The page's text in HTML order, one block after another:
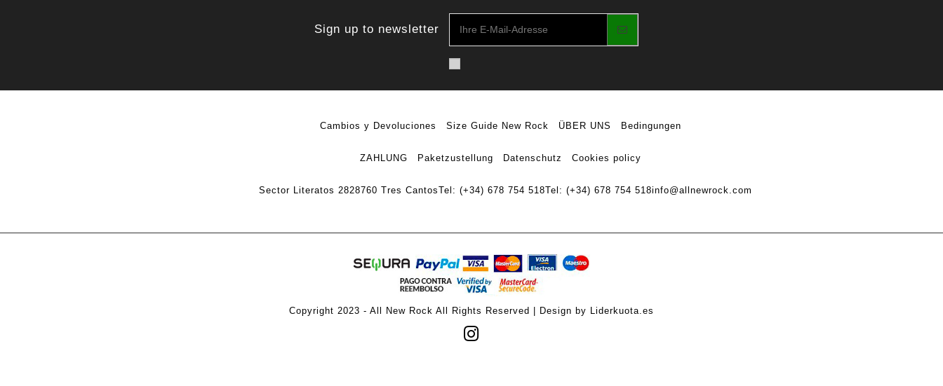
Sign up to newsletter
Cambios y Devoluciones Size Guide New Rock ÜBER UNS Bedingungen
ZAHLUNG Paketzustellung Datenschutz Cookies policy
Sector Literatos 2828760 Tres CantosTel: (+34) 678 754 518Tel: (+34) 678 754 518info@allnewrock.com
Copyright 2023 - All New Rock All Rights Reserved | Design by Liderkuota.es